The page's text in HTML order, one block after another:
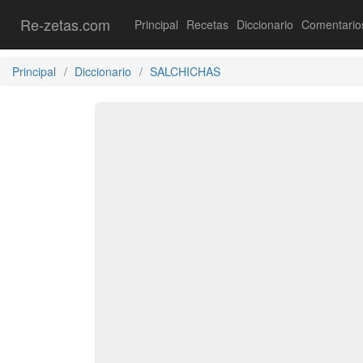
Re-zetas.com Principal Recetas Diccionario
Principal Diccionario SALCHICHAS